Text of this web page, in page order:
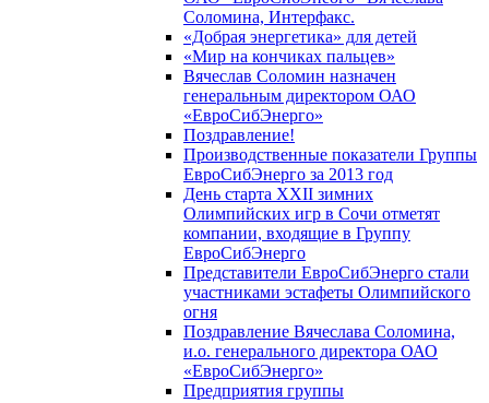
Соломина, Интерфакс.
«Добрая энергетика» для детей
«Мир на кончиках пальцев»
Вячеслав Соломин назначен
генеральным директором ОАО
«ЕвроСибЭнерго»
Поздравление!
Производственные показатели Группы
ЕвроСибЭнерго за 2013 год
День старта XXII зимних
Олимпийских игр в Сочи отметят
компании, входящие в Группу
ЕвроСибЭнерго
Представители ЕвроСибЭнерго стали
участниками эстафеты Олимпийского
огня
Поздравление Вячеслава Соломина,
и.о. генерального директора ОАО
«ЕвроСибЭнерго»
Предприятия группы